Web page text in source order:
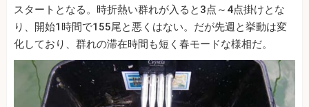
スタートとなる。時折熱い群れが入ると3点～4点掛けとな
り、開始1時間で155尾と悪くはない。だが先週と挙動は変
化しており、群れの滞在時間も短く春モードな様相だ。